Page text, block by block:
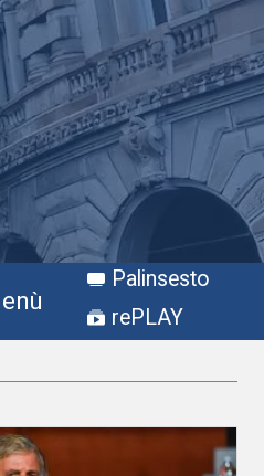
Palinsesto
rePLAY